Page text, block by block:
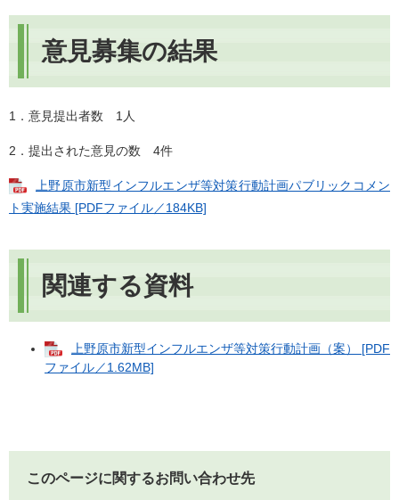
意見募集の結果
1．意見提出者数 1人
2．提出された意見の数 4件
上野原市新型インフルエンザ等対策行動計画パブリックコメン
ト実施結果 [PDFファイル／184KB]
関連する資料
上野原市新型インフルエンザ等対策行動計画（案） [PDF
ファイル／1.62MB]
このページに関するお問い合わせ先